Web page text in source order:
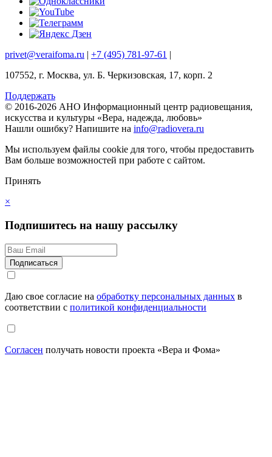
privet@veraifoma.ru +7 (495) 781-97-61
107552, г. Москва, ул. Б. Черкизовская, 17, корп. 2
Поддержать
© 2016-2026 АНО Информационный центр радиовещания,
искусства и культуры «Вера, надежда, любовь»
Нашли ошибку? Напишите на info@radiovera.ru
Мы используем файлы cookie для того, чтобы предоставить
Вам больше возможностей при работе с сайтом.
Принять
×
Подпишитесь на нашу рассылку
Даю свое согласие на обработку персональных данных в
соответствии с политикой конфиденциальности
Согласен получать новости проекта «Вера и Фома»